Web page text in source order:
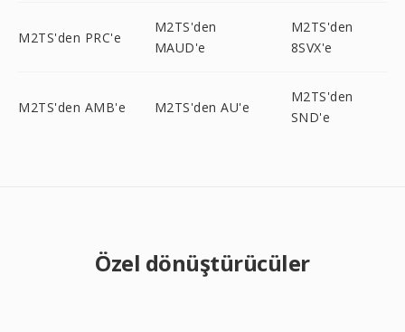
M2TS'den PRC'e
M2TS'den
MAUD'e
M2TS'den
8SVX'e
M2TS'den AMB'e M2TS'den AU'e
M2TS'den
SND'e
Özel dönüştürücüler